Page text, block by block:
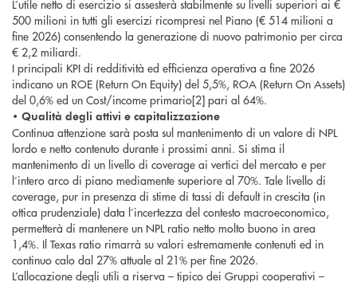
L’utile netto di esercizio si assesterà stabilmente su livelli superiori ai €
500 milioni in tutti gli esercizi ricompresi nel Piano (€ 514 milioni a
fine 2026) consentendo la generazione di nuovo patrimonio per circa
€ 2,2 miliardi.
I principali KPI di redditività ed efficienza operativa a fine 2026
indicano un ROE (Return On Equity) del 5,5%, ROA (Return On Assets)
del 0,6% ed un Cost/income primario[2] pari al 64%.
• Qualità degli attivi e capitalizzazione
Continua attenzione sarà posta sul mantenimento di un valore di NPL
lordo e netto contenuto durante i prossimi anni. Si stima il
mantenimento di un livello di coverage ai vertici del mercato e per
l’intero arco di piano mediamente superiore al 70%. Tale livello di
coverage, pur in presenza di stime di tassi di default in crescita (in
ottica prudenziale) data l’incertezza del contesto macroeconomico,
permetterà di mantenere un NPL ratio netto molto buono in area
1,4%. Il Texas ratio rimarrà su valori estremamente contenuti ed in
continuo calo dal 27% attuale al 21% per fine 2026.
L’allocazione degli utili a riserva – tipico dei Gruppi cooperativi –